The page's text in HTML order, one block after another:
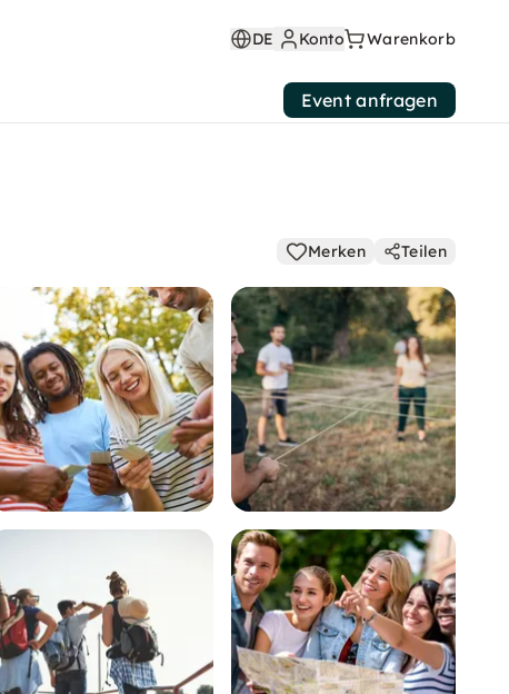
DE Konto Warenkorb
Event anfragen
Merken Teilen